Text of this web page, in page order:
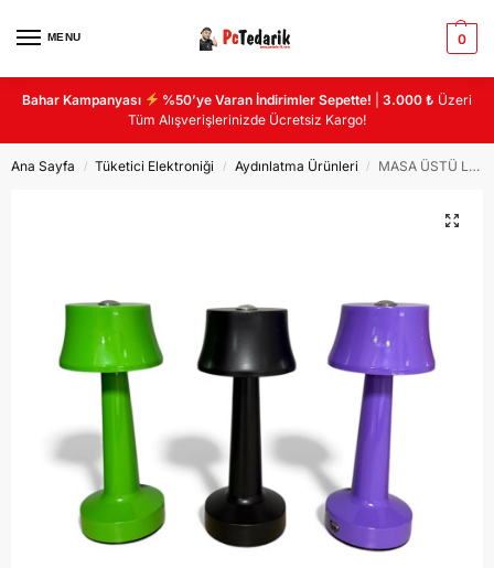
MENU 0
Bahar Kampanyası %50’ye Varan İndirimler Sepette! |3.000 ₺ Üzeri
Tüm Alışverişlerinizde Ücretsiz Kargo!
Ana Sayfa / Tüketici Elektroniği / Aydınlatma Ürünleri / MASA ÜSTÜ LAMBA MANTAR SİYAH